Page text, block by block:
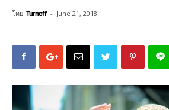
โดย Turnoff - June 21, 2018